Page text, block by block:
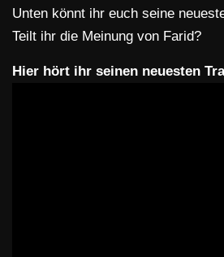
Unten könnt ihr euch seine
Teilt ihr die Meinung von Farid?
Hier hört ihr seinen neuesten